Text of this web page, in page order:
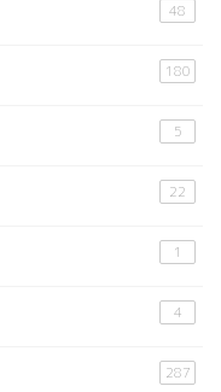
48
180
5
22
1
4
287